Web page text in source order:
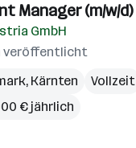
Manager (m/w/d)
GmbH
veröffentlicht
, Kärnten Vollzeit
€ jährlich